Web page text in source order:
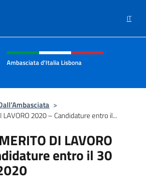
IT
sito, social e menù
Ambasciata d'Italia Lisbona
>
LAVORO 2020 – Candidature entro il...
DI LAVORO
entro il 30